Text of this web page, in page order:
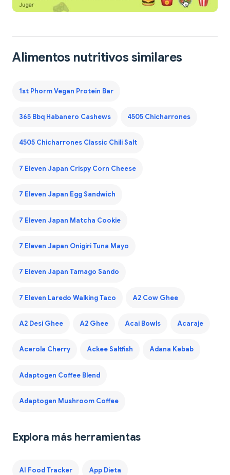
Alimentos nutritivos similares
1st Phorm Vegan Protein Bar
365 Bbq Habanero Cashews 4505 Chicharrones
4505 Chicharrones Classic Chili Salt
7 Eleven Japan Crispy Corn Cheese
7 Eleven Japan Egg Sandwich
7 Eleven Japan Matcha Cookie
7 Eleven Japan Onigiri Tuna Mayo
7 Eleven Japan Tamago Sando
7 Eleven Laredo Walking Taco A2 Cow Ghee
A2 Desi Ghee A2 Ghee Acai Bowls Acaraje
Acerola Cherry Ackee Saltfish Adana Kebab
Adaptogen Coffee Blend
Adaptogen Mushroom Coffee
Explora más herramientas
AI Food Tracker App Dieta